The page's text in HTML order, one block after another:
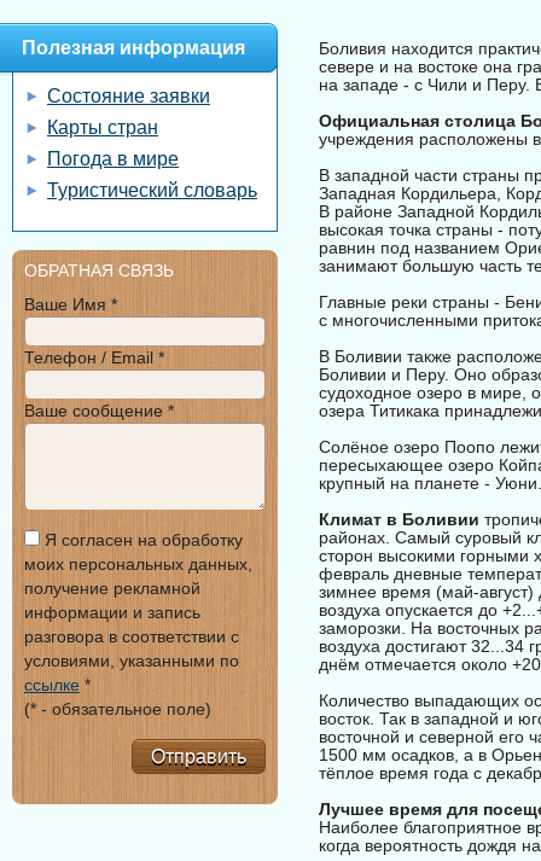
Боливия находится
севере и на востоке она
на западе - с Чили и Перу.
Официальная столица
учреждения расположены
В западной части страны
Западная Кордильера,
В районе Западной
высокая точка страны -
равнин под названием
занимают большую часть
Главные реки страны -
с многочисленными
В Боливии также
Боливии и Перу. Оно
судоходное озеро в мире,
озера Титикака
Солёное озеро Поопо
пересыхающее озеро
крупный на планете - Уюни.
Климат в Боливии
районах. Самый суровый
сторон высокими горными
февраль дневные
зимнее время (май-август)
воздуха опускается до
заморозки. На восточных
воздуха достигают 32...34
днём отмечается около
Количество выпадающих
восток. Так в западной и
восточной и северной его
1500 мм осадков, а в
тёплое время года с
Лучшее время для
Наиболее благоприятное
когда вероятность дождя
Полезная информация
Состояние заявки
Карты стран
Погода в мире
Туристический словарь
ОБРАТНАЯ СВЯЗЬ
Ваше Имя *
Телефон / Email *
Ваше сообщение *
Я согласен на обработку
моих персональных данных,
получение рекламной
информации и запись
разговора в соответствии с
условиями, указанными по
ссылке *
(* - обязательное поле)
Отправить